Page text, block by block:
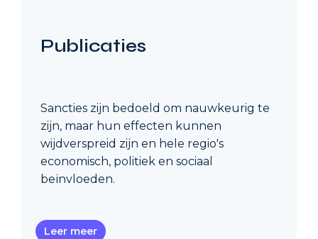
Publicaties
Sancties zijn bedoeld om nauwkeurig te
zijn, maar hun effecten kunnen
wijdverspreid zijn en hele regio's
economisch, politiek en sociaal
beïnvloeden.
Leer meer